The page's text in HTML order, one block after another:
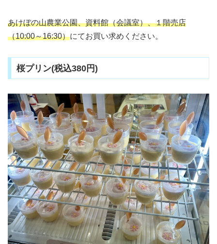
あけぼの山農業公園、資料館（会議室）、１階売店
（10:00～16:30）にてお買い求めください。
桜プリン(税込380円)